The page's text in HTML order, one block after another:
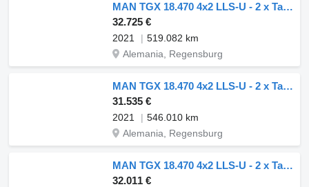
MAN TGX 18.470 4x2 LLS-U - 2 x Tank - Nr.: 964
32.725 €
2021
519.082 km
Alemania, Regensburg
MAN TGX 18.470 4x2 LLS-U - 2 x Tank - Nr.: 084
31.535 €
2021
546.010 km
Alemania, Regensburg
MAN TGX 18.470 4x2 LLS-U - 2 x Tank - Nr.: 191
32.011 €